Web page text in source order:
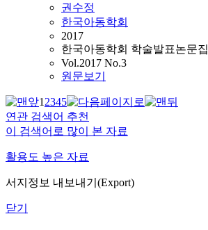
권수정
한국아동학회
2017
한국아동학회 학술발표논문집
Vol.2017 No.3
원문보기
12345
연관 검색어 추천
이 검색어로 많이 본 자료
활용도 높은 자료
서지정보 내보내기(Export)
닫기